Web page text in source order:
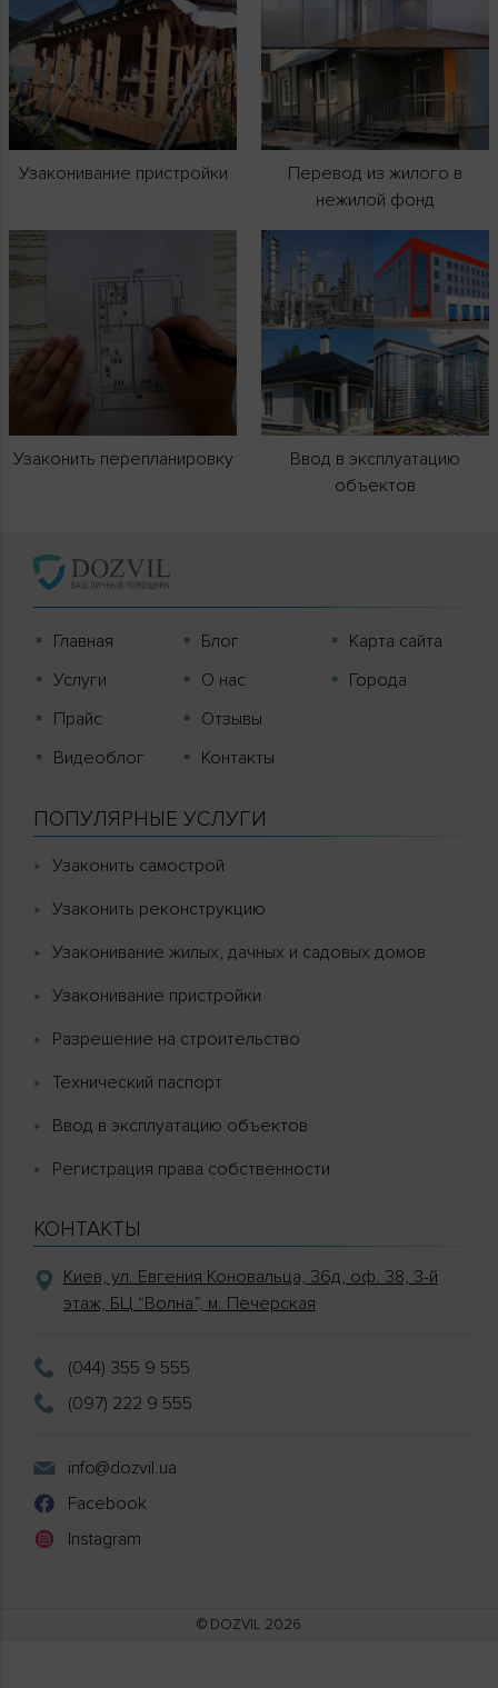
Узаконивание пристройки
Перевод из жилого в
нежилой фонд
Узаконить перепланировку
Ввод в эксплуатацию
объектов
Главная
Услуги
Прайс
Видеоблог
Блог
О нас
Отзывы
Контакты
Карта сайта
Города
ПОПУЛЯРНЫЕ УСЛУГИ
Узаконить самострой
Узаконить реконструкцию
Узаконивание жилых, дачных и садовых домов
Узаконивание пристройки
Разрешение на строительство
Технический паспорт
Ввод в эксплуатацию объектов
Регистрация права собственности
КОНТАКТЫ
Киев, ул. Евгения Коновальца, 36д, оф. 38, 3-й
этаж, БЦ “Волна”, м. Печерская
(044) 355 9 555
(097) 222 9 555
info@dozvil.ua
Facebook
Instagram
© DOZVIL 2026